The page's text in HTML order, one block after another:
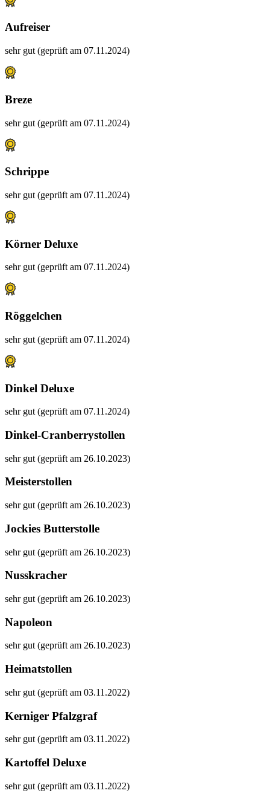
Aufreiser
sehr gut (geprüft am 07.11.2024)
Breze
sehr gut (geprüft am 07.11.2024)
Schrippe
sehr gut (geprüft am 07.11.2024)
Körner Deluxe
sehr gut (geprüft am 07.11.2024)
Röggelchen
sehr gut (geprüft am 07.11.2024)
Dinkel Deluxe
sehr gut (geprüft am 07.11.2024)
Dinkel-Cranberrystollen
sehr gut (geprüft am 26.10.2023)
Meisterstollen
sehr gut (geprüft am 26.10.2023)
Jockies Butterstolle
sehr gut (geprüft am 26.10.2023)
Nusskracher
sehr gut (geprüft am 26.10.2023)
Napoleon
sehr gut (geprüft am 26.10.2023)
Heimatstollen
sehr gut (geprüft am 03.11.2022)
Kerniger Pfalzgraf
sehr gut (geprüft am 03.11.2022)
Kartoffel Deluxe
sehr gut (geprüft am 03.11.2022)